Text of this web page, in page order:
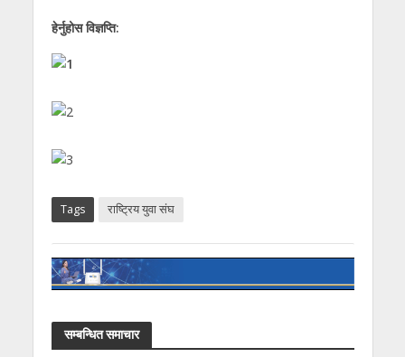
हेर्नुहोस विज्ञप्ति:
Tags राष्ट्रिय युवा संघ
सम्बन्धित समाचार